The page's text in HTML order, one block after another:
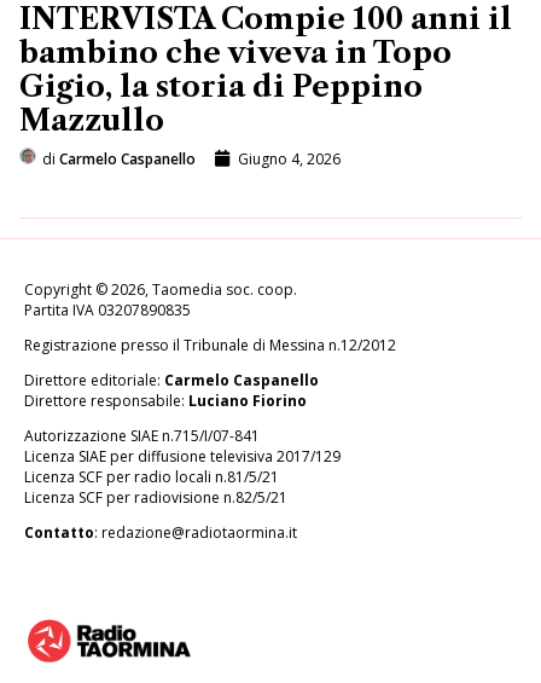
INTERVISTA Compie 100 anni il
bambino che viveva in Topo
Gigio, la storia di Peppino
Mazzullo
di Carmelo Caspanello Giugno 4, 2026
Copyright © 2026, Taomedia soc. coop.
Partita IVA 03207890835
Registrazione presso il Tribunale di Messina n.12/2012
Direttore editoriale: Carmelo Caspanello
Direttore responsabile: Luciano Fiorino
Autorizzazione SIAE n.715/I/07-841
Licenza SIAE per diffusione televisiva 2017/129
Licenza SCF per radio locali n.81/5/21
Licenza SCF per radiovisione n.82/5/21
Contatto: redazione@radiotaormina.it